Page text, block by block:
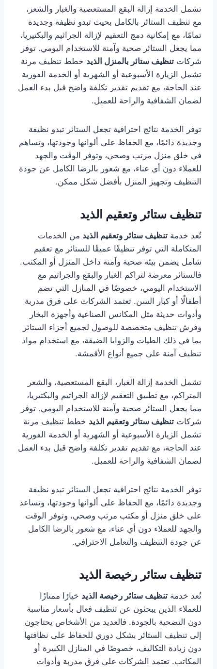
تشمل الخدمة إزالة البقع المستعصية والغبار والشعر،
مع تنظيف الستائر بالكامل بحيث تبدو نظيفة وجديدة
تمامًا، مع إمكانية دمج التعقيم لإزالة الجراثيم والبكتيريا،
مما يجعل الستائر صحية وآمنة للاستخدام اليومي. توفر
شركات تنظيف ستائر بالمنزل الذيد خطط تنظيف مرنة
تشمل الزيارة الأسبوعية أو الشهرية أو الخدمة الفورية
عند الحاجة، مع تقديم تقدير تكلفة واضح قبل بدء العمل
لضمان الشفافية والراحة للعميل.
توفر الخدمة نتائج احترافية تجعل الستائر تبدو نظيفة
وجديدة دائمًا، مع الحفاظ على ألوانها وجودتها، وتساهم
في خلق منزل مرتب وصحي، وتوفر الوقت والجهد
للعملاء دون أي عناء، مع شعور بالرضا الكامل عن جودة
التنظيف وتجهيز المنزل بأفضل شكل ممكن.
تنظيف ستائر وتعقيم الذيد
تُعد خدمة تنظيف ستائر وتعقيم الذيد من الخدمات
المتكاملة التي توفر تنظيفًا عميقًا للستائر مع تعقيم
شامل يضمن بيئة صحية وآمنة داخل المنزل أو المكتب.
فالستائر معرضة لتراكم الغبار والبقع والجراثيم مع
الاستخدام اليومي، خصوصًا في المنازل التي تضم
أطفالًا أو كبار السن. تعتمد الشركات على فرق مدربة
وأدوات حديثة مثل المكانس الصناعية وأجهزة البخار
وفرش تنظيف متخصصة للوصول لجميع أجزاء الستائر
بما في ذلك الطيات والزوايا الضيقة، مع استخدام مواد
تنظيف آمنة على جميع أنواع الأقمشة.
تشمل الخدمة إزالة الغبار، البقع المستعصية، والشعر
المتراكم، مع تطبيق التعقيم لإزالة الجراثيم والبكتيريا،
مما يجعل الستائر صحية وآمنة للاستخدام اليومي. توفر
شركات تنظيف ستائر وتعقيم الذيد خطط تنظيف مرنة
تشمل الزيارة الأسبوعية أو الشهرية أو الخدمة الفورية
عند الحاجة، مع تقديم تقدير تكلفة واضح قبل بدء العمل
لضمان الشفافية والراحة للعميل.
توفر الخدمة نتائج احترافية تجعل الستائر تبدو نظيفة
وجديدة دائمًا، مع الحفاظ على ألوانها وجودتها، وتساعد
على خلق منزل أو مكتب مرتب وصحي، وتوفر الوقت
والجهد للعملاء دون أي عناء، مع شعور بالرضا الكامل
عن جودة التنظيف والتعامل الاحترافي.
تنظيف ستائر رخيصة الذيد
تُعد خدمة تنظيف ستائر رخيصة الذيد خيارًا ممتازًا
للعملاء الذين يبحثون عن تنظيف فعال بأسعار مناسبة
دون التضحية بالجودة. فالعديد من الأشخاص يحتاجون
إلى تنظيف الستائر بشكل دوري للحفاظ على نظافتها
دون زيادة التكاليف، خصوصًا في المنازل الكبيرة أو
المكاتب. تعتمد الشركات على فرق مدربة وأدوات